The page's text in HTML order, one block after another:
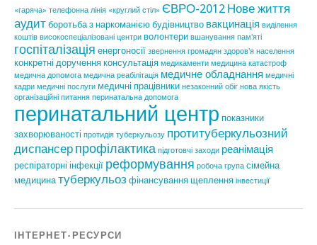
«гаряча» телефонна лінія «круглий стіл» ЄВРО-2012 Нове життя
аудит боротьба з наркоманією будівництво вакцинація виділення
коштів високоспеціалізовані центри волонтери вшанування пам'яті
госпіталізація енергоносії звернення громадян здоров'я населення
конкретні доручення консультація медикаменти медицина катастроф
медична допомога медична реабілітація медичне обладнання медичні
кадри медичні послуги медичні працівники незаконний обіг нова якість
організаційні питання перинатальна допомога
перинатальний центр показники
захворюваності протидія туберкульозу протитуберкульозний
диспансер профілактика підготовчі заходи реанімація
респіраторні інфекції реформування робоча група сімейна
медицина туберкульоз фінансування щеплення інвестиції
ІНТЕРНЕТ-РЕСУРСИ